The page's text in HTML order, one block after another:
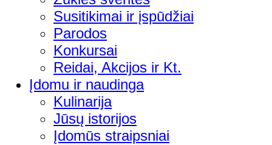
Susitikimai ir įspūdžiai
Parodos
Konkursai
Reidai, Akcijos ir Kt.
Įdomu ir naudinga
Kulinarija
Jūsų istorijos
Įdomūs straipsniai